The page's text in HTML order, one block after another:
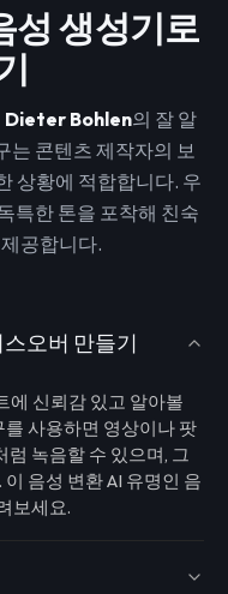
성 생성기로
Dieter Bohlen의 잘 알
는 콘텐츠 제작자의 보
상황에 적합합니다. 우
특한 톤을 포착해 친숙
공합니다.
오버 만들기
에 신뢰감 있고 알아볼
사용하면 영상이나 팟
럼 녹음할 수 있으며, 그
음성 변환 AI 유명인 음
보세요.